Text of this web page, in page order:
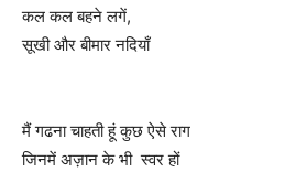
कल कल बहने लगें,
सूखी और बीमार नदियाँ
मैं गढना चाहती हूं कुछ ऐसे राग
जिनमें अज़ान के भी स्वर हों